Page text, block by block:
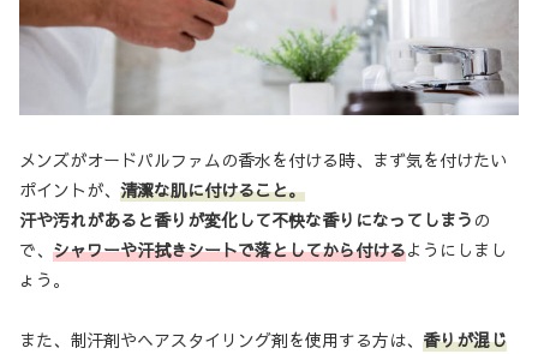
メンズがオードパルファムの香水を付ける時、まず気を付けたい
ポイントが、 清潔な肌に付けること。
汗や汚れがあると香りが変化して不快な香りになってしまう の
で、 シャワーや汗拭きシートで落としてから付けるようにしまし
ょう。
また、制汗剤やヘアスタイリング剤を使用する方は、 香りが混じ